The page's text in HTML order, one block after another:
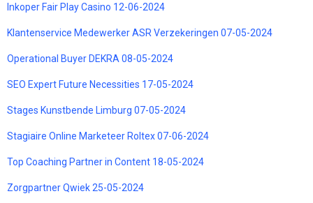
Inkoper Fair Play Casino 12-06-2024
Klantenservice Medewerker ASR Verzekeringen 07-05-2024
Operational Buyer DEKRA 08-05-2024
SEO Expert Future Necessities 17-05-2024
Stages Kunstbende Limburg 07-05-2024
Stagiaire Online Marketeer Roltex 07-06-2024
Top Coaching Partner in Content 18-05-2024
Zorgpartner Qwiek 25-05-2024